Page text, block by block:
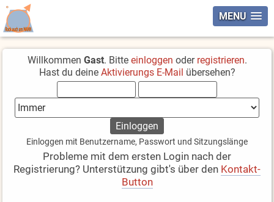
MENU
Willkommen Gast. Bitte einloggen oder registrieren.
Hast du deine Aktivierungs E-Mail übersehen?
Einloggen mit Benutzername, Passwort und Sitzungslänge
Probleme mit dem ersten Login nach der
Registrierung? Unterstützung gibt's über den Kontakt-
Button